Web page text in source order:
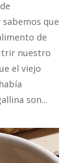
que
de
nuestro
el viejo
son...